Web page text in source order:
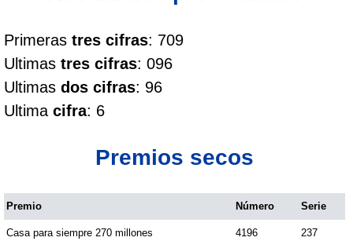
Caribeña Noche
Chontico Día
Culona noche
Primeras tres cifras: 709
Ultimas tres cifras: 096
Ultimas dos cifras: 96
Ultima cifra: 6
Premios secos
Premio Número Serie
Casa para siempre 270 millones 4196 237